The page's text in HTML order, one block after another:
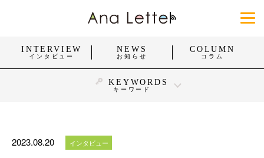
INTERVIEW
インタビュー
NEWS
お知らせ
COLUMN
コラム
KEYWORDS
キーワード
#おしゃれ #団体・活動
2023.08.20 インタビュー